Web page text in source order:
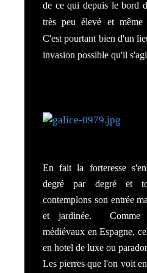
de ce qui depuis le bord
très peu élevé et même
C'est pourtant bien d'un
invasion possible qu'il
En fait la forteresse
degré par degré et
contemplons son entrée
et jardinée. Comme
médiévaux en Espagne,
en hotel de luxe ou
Les pierres que l'on voit